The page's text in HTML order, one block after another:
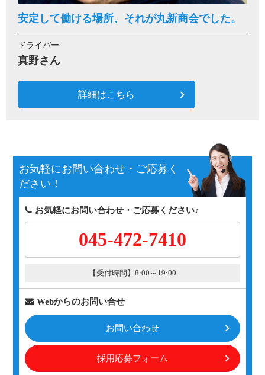
安定して働ける場所、それが丸新商会でした。
ドライバー
真野さん
詳細はこちら
お気軽にお問い合わせ・ご応募く
ださい！
お気軽にお問い合わせ・ご応募ください♪
045-472-7410
【受付時間】8:00～19:00
Webからのお問い合せ
お問い合わせ
採用応募フォーム